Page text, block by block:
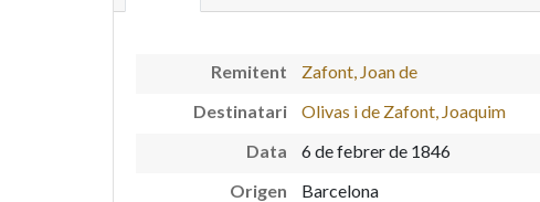
Remitent
Zafont, Joan de
Destinatari
Olivas i de Zafont, Joaquim
Data
6 de febrer de 1846
Origen
Barcelona